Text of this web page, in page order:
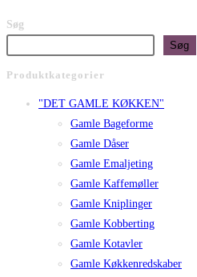
Søg
Søg
Produktkategorier
"DET GAMLE KØKKEN"
Gamle Bageforme
Gamle Dåser
Gamle Emaljeting
Gamle Kaffemøller
Gamle Kniplinger
Gamle Kobberting
Gamle Kotavler
Gamle Køkkenredskaber